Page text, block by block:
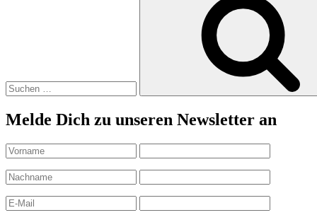
Melde Dich zu unseren Newsletter an